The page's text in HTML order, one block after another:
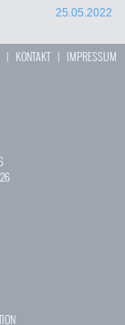
25.05.2022
| KONTAKT| IMPRESSUM